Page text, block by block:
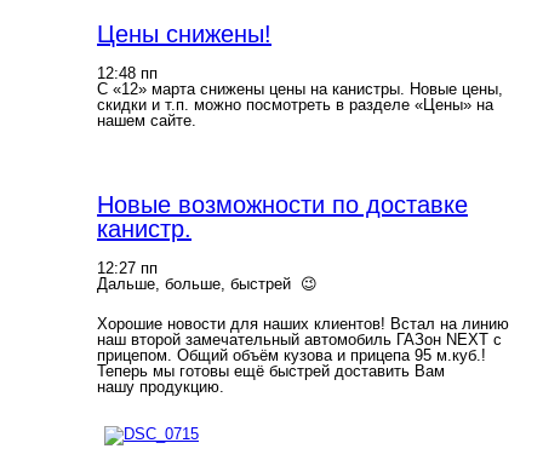
Цены снижены!
12:48 пп
С «12» марта снижены цены на канистры. Новые цены,
скидки и т.п. можно посмотреть в разделе «Цены» на
нашем сайте.
Новые возможности по доставке
канистр.
12:27 пп
Дальше, больше, быстрей 😉
Хорошие новости для наших клиентов! Встал на линию
наш второй замечательный автомобиль ГАЗон NEXT с
прицепом. Общий объём кузова и прицепа 95 м.куб.!
Теперь мы готовы ещё быстрей доставить Вам
нашу продукцию.